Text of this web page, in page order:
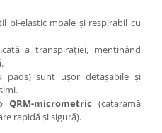
bi-elastic moale și respirabil cu
a transpirației, menținând
pads) sunt ușor detașabile și
QRM-micrometric (cataramă
rapidă și sigură).